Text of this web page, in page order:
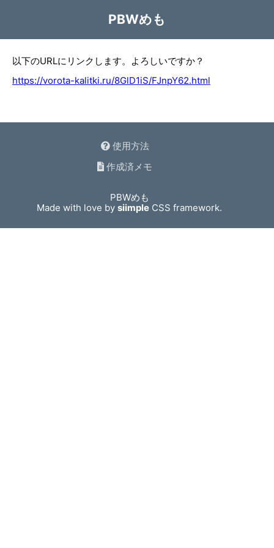
PBWめも
以下のURLにリンクします。よろしいですか？
https://vorota-kalitki.ru/8GlD1iS/FJnpY62.html
使用方法
作成済メモ
PBWめも
Made with love bysiimple CSS framework.